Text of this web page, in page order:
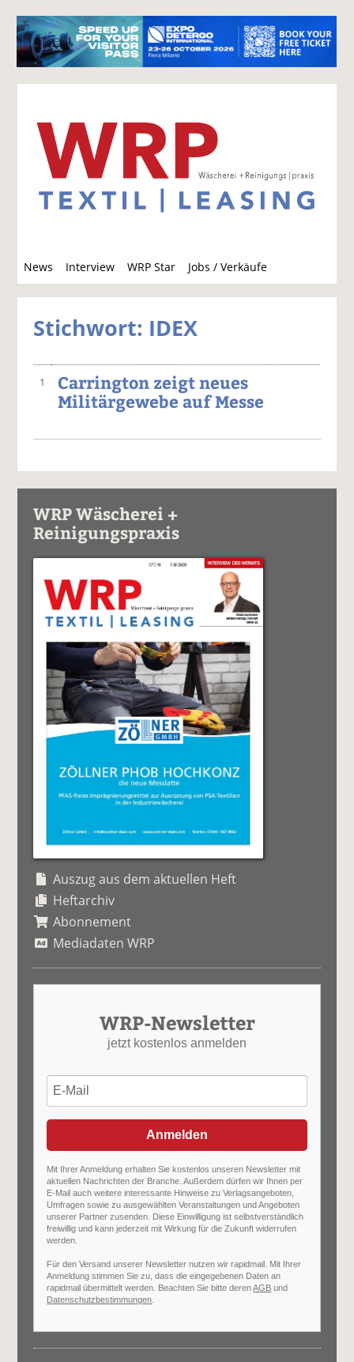
News Interview WRP Star Jobs / Verkäufe
u
c
Stichwort: IDEX
1
Carrington zeigt neues
Militärgewebe auf Messe
WRP Wäscherei +
Reinigungspraxis
Auszug aus dem aktuellen Heft
Heftarchiv
Abonnement
Mediadaten WRP
WRP-Newsletter
jetzt kostenlos anmelden
Anmelden
Mit Ihrer Anmeldung erhalten Sie kostenlos unseren Newsletter mit
aktuellen Nachrichten der Branche. Außerdem dürfen wir Ihnen per
E-Mail auch weitere interessante Hinweise zu Verlagsangeboten,
Umfragen sowie zu ausgewählten Veranstaltungen und Angeboten
unserer Partner zusenden. Diese Einwilligung ist selbstverständlich
freiwillig und kann jederzeit mit Wirkung für die Zukunft widerrufen
werden.
Für den Versand unserer Newsletter nutzen wir rapidmail. Mit Ihrer
Anmeldung stimmen Sie zu, dass die eingegebenen Daten an
rapidmail übermittelt werden. Beachten Sie bitte derenAGB und
Datenschutzbestimmungen